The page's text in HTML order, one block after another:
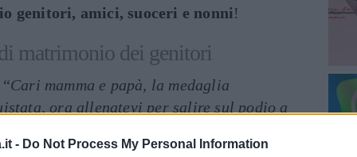
- Do Not Process My Personal Information
genitori, amici, suoceri e nonni!
matrimonio dei genitori
Cari mamma e papà, la medaglia
ora allenatevi per salire sul podio a